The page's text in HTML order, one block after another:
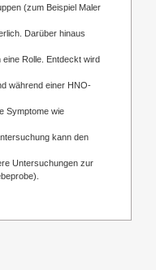
(zum Beispiel Maler
Darüber hinaus
Rolle. Entdeckt wird
während einer HNO-
Symptome wie
kann den
Untersuchungen zur